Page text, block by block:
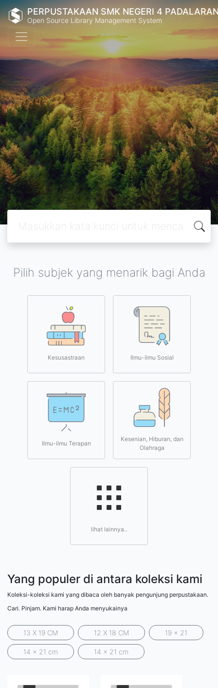
PERPUSTAKAAN SMK NEGERI 4
Open Source Library Management System
Pilih subjek yang menarik bagi Anda
Kesusastraan Ilmu-ilmu Sosial
Ilmu-ilmu Terapan
Kesenian, Hiburan, dan
Olahraga
lihat lainnya..
Yang populer di antara koleksi kami
Koleksi-koleksi kami yang dibaca oleh banyak pengunjung perpustakaan.
Cari. Pinjam. Kami harap Anda menyukainya
13 X 19 CM 12 X 18 CM 19 x 21
14 x 21 cm 14 x 21 cm